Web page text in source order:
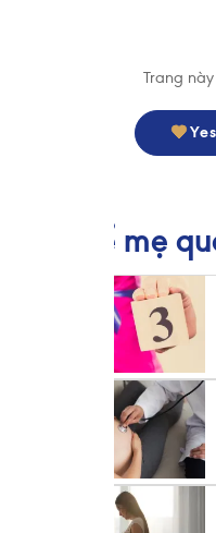
Trang
Yes
Có thể mẹ